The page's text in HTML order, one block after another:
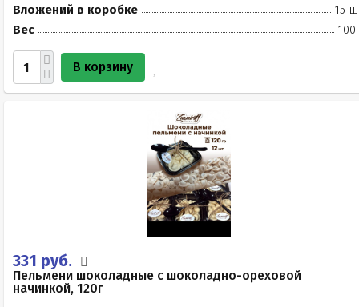
Вложений в коробке
15
Вес
100
В корзину
331 руб.
Пельмени шоколадные с шоколадно-ореховой
начинкой, 120г